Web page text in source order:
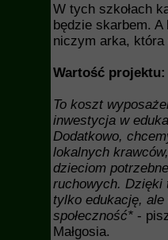
W tych szkołach
będzie skarbem.
niczym arka, która
Wartość projektu:
To koszt
inwestycja w
Dodatkowo,
lokalnych
dzieciom
ruchowych. Dzięki
tylko edukację,
społeczność* -
Małgosia.